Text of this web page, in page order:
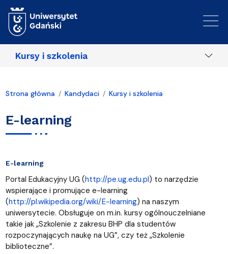
Kursy i szkolenia
Strona główna Kandydaci Kursy i szkolenia
E-learning
E-learning
Portal Edukacyjny UG (http://pe.ug.edu.pl) to narzędzie
wspierające i promujące e-learning
(http://pl.wikipedia.org/wiki/E-learning) na naszym
uniwersytecie. Obsługuje on m.in. kursy ogólnouczelniane
takie jak „Szkolenie z zakresu BHP dla studentów
rozpoczynających naukę na UG”, czy też „Szkolenie
biblioteczne”.